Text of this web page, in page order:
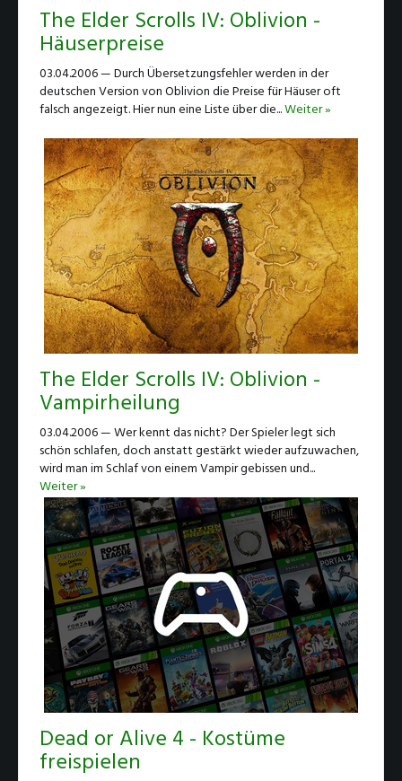
The Elder Scrolls IV: Oblivion -
Häuserpreise
03.04.2006 — Durch Übersetzungsfehler werden in der
deutschen Version von Oblivion die Preise für Häuser oft
falsch angezeigt. Hier nun eine Liste über die...Weiter »
The Elder Scrolls IV: Oblivion -
Vampirheilung
03.04.2006 — Wer kennt das nicht? Der Spieler legt sich
schön schlafen, doch anstatt gestärkt wieder aufzuwachen,
wird man im Schlaf von einem Vampir gebissen und...
Weiter »
Dead or Alive 4 - Kostüme
freispielen